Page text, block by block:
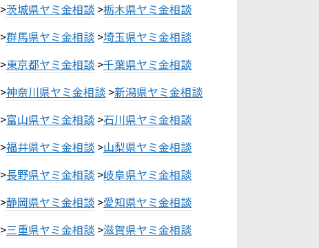
>茨城県ヤミ金相談 >栃木県ヤミ金相談
>群馬県ヤミ金相談 >埼玉県ヤミ金相談
>東京都ヤミ金相談 >千葉県ヤミ金相談
>神奈川県ヤミ金相談 >新潟県ヤミ金相談
>富山県ヤミ金相談 >石川県ヤミ金相談
>福井県ヤミ金相談 >山梨県ヤミ金相談
>長野県ヤミ金相談 >岐阜県ヤミ金相談
>静岡県ヤミ金相談 >愛知県ヤミ金相談
>三重県ヤミ金相談 >滋賀県ヤミ金相談